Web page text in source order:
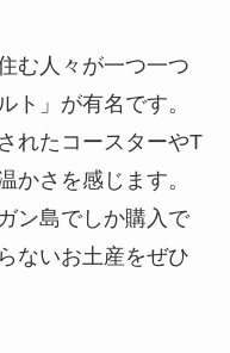
む人々が一つ一つ
ト」が有名です。
れたコースターやT
かさを感じます。
ン島でしか購入で
ないお土産をぜひ